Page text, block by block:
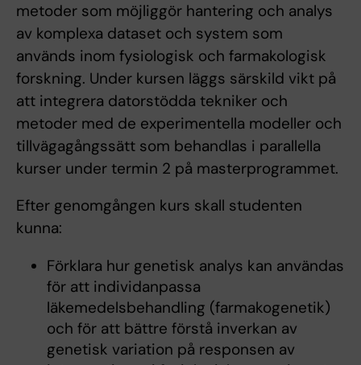
metoder som möjliggör hantering och analys
av komplexa dataset och system som
används inom fysiologisk och farmakologisk
forskning. Under kursen läggs särskild vikt på
att integrera datorstödda tekniker och
metoder med de experimentella modeller och
tillvägagångssätt som behandlas i parallella
kurser under termin 2 på masterprogrammet.
Efter genomgången kurs skall studenten
kunna:
Förklara hur genetisk analys kan användas
för att individanpassa
läkemedelsbehandling (farmakogenetik)
och för att bättre förstå inverkan av
genetisk variation på responsen av